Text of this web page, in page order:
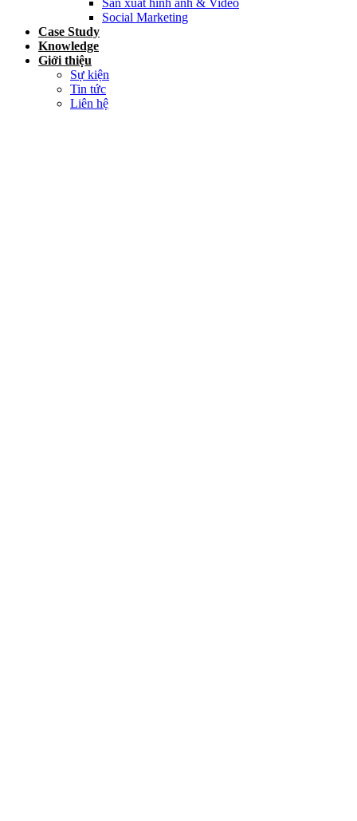
Sản xuất hình ảnh & Video
Social Marketing
Case Study
Knowledge
Giới thiệu
Sự kiện
Tin tức
Liên hệ